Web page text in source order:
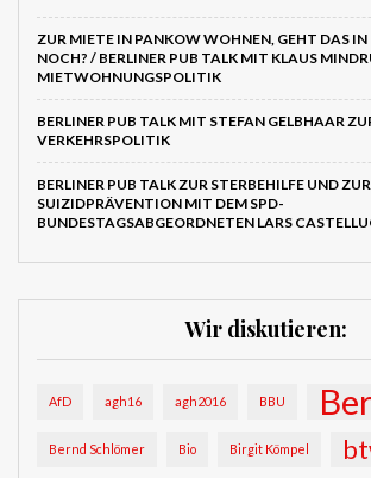
ZUR MIETE IN PANKOW WOHNEN, GEHT DAS IN
NOCH? / BERLINER PUB TALK MIT KLAUS
MIETWOHNUNGSPOLITIK
BERLINER PUB TALK MIT STEFAN GELBHAAR
VERKEHRSPOLITIK
BERLINER PUB TALK ZUR STERBEHILFE UND ZUR
SUIZIDPRÄVENTION MIT DEM SPD-
BUNDESTAGSABGEORDNETEN LARS
Wir diskutieren:
AfD agh16 agh2016 BBU
Bernd Schlömer Bio Birgit Kömpel